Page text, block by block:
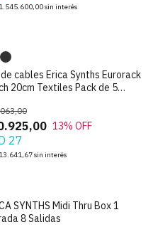
sin interés
cables Erica Synths Eurorack
20cm Textiles Pack de 5
13% OFF
27
sin interés
SYNTHS Midi Thru Box 1
8 Salidas